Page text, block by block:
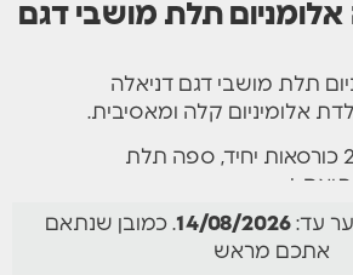
תלת מושבי דגם
תלת מושבי דגם דניאלה
אלומיניום קלה ומאסיבית.
המערכת מורכבת מ2 כורסאות יחיד, ספה תלת
+
המספקות חוויית ישיבה מפנקת
ונעים למגע,
עד: 14/08/2026. כמובן שנתאם
אתכם מראש